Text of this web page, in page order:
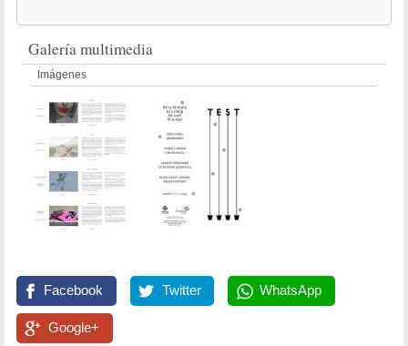
Galería multimedia
Imágenes
Facebook Twitter WhatsApp
Google+